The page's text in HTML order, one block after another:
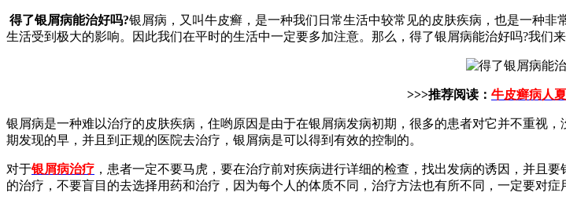
得了银屑病能治好吗?银屑病，又叫牛皮癣，是一种我们日常生活中较常见的皮肤疾病，也是一种
生活受到极大的影响。因此我们在平时的生活中一定要多加注意。那么，得了银屑病能治好吗?我们
>>>推荐阅读： 牛皮癣病人
银屑病是一种难以治疗的皮肤疾病，住哟原因是由于在银屑病发病初期，很多的患者对它并不重视
期发现的早，并且到正规的医院去治疗，银屑病是可以得到有效的控制的。
对于银屑病治疗 ，患者一定不要马虎，要在治疗前对疾病进行详细的检查，找出发病的诱因，并且
的治疗，不要盲目的去选择用药和治疗，因为每个人的体质不同，治疗方法也有所不同，一定要对症